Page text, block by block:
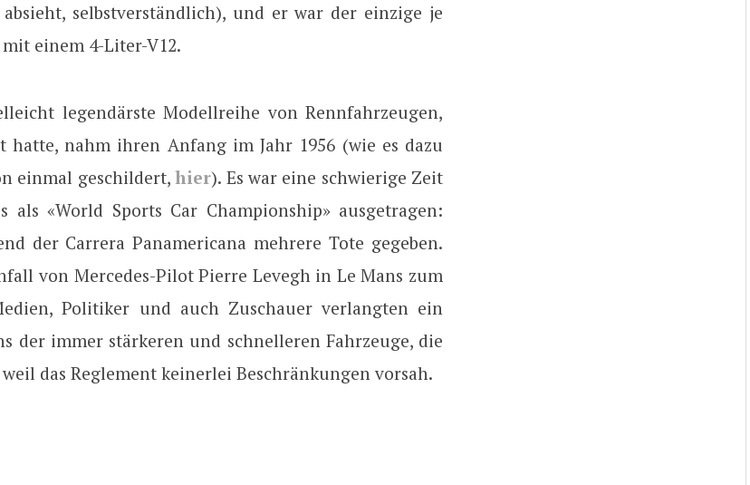
absieht, selbstverständlich), und er war der einzige je
mit einem 4-Liter-V12.
legendärste Modellreihe von Rennfahrzeugen,
hatte, nahm ihren Anfang im Jahr 1956 (wie es dazu
einmal geschildert,hier). Es war eine schwierige Zeit
als «World Sports Car Championship» ausgetragen:
der Carrera Panamericana mehrere Tote gegeben.
von Mercedes-Pilot Pierre Levegh in Le Mans zum
Politiker und auch Zuschauer verlangten ein
der immer stärkeren und schnelleren Fahrzeuge, die
das Reglement keinerlei Beschränkungen vorsah.